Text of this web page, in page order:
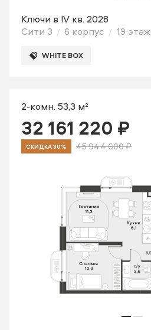
Ключи в IV кв. 2028
Сити 3
6 корпус 19 этаж
WHITE BOX
2-комн. 53,3 м²
32 161 220 ₽
СКИДКА 30% 45 944 600 ₽